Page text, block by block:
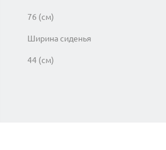
76 (см)
Ширина сиденья
44 (см)